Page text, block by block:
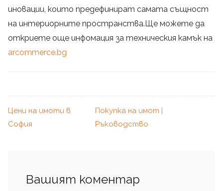
иновации, които предефинират самата същност
на интериорните пространства.Ще можете да
откриете още инфомация за техническия камък на
arcommerce.bg
Цени на имоти в
София
Покупка на имот |
Ръководство
Вашият коментар